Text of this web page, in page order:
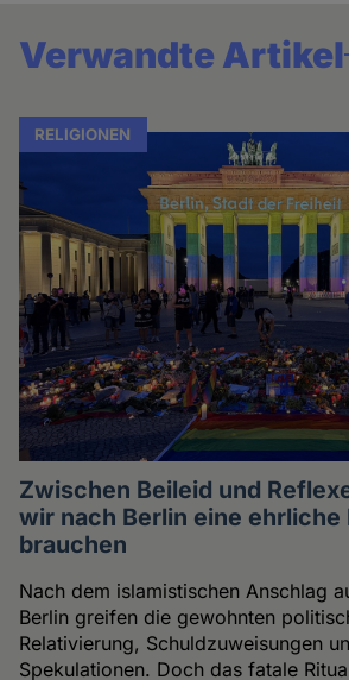
Verwandte Artikel
RELIGIONEN
Zwischen Beileid und
wir nach Berlin eine ehrliche
brauchen
Nach dem islamistischen Anschlag
Berlin greifen die gewohnten
Relativierung, Schuldzuweisungen
Spekulationen. Doch das fatale